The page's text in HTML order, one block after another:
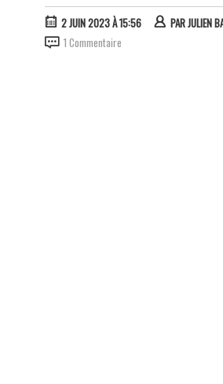
2 JUIN 2023 À 15:56 PARJULIEN
1 Commentaire